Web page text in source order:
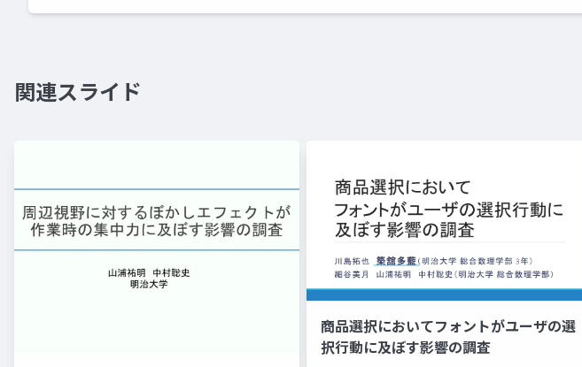
関連スライド
商品選択においてフォントがユーザの選
択行動に及ぼす影響の調査